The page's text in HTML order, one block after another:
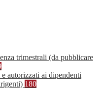
trimestrali (da pubblicare
autorizzati ai dipendenti
180